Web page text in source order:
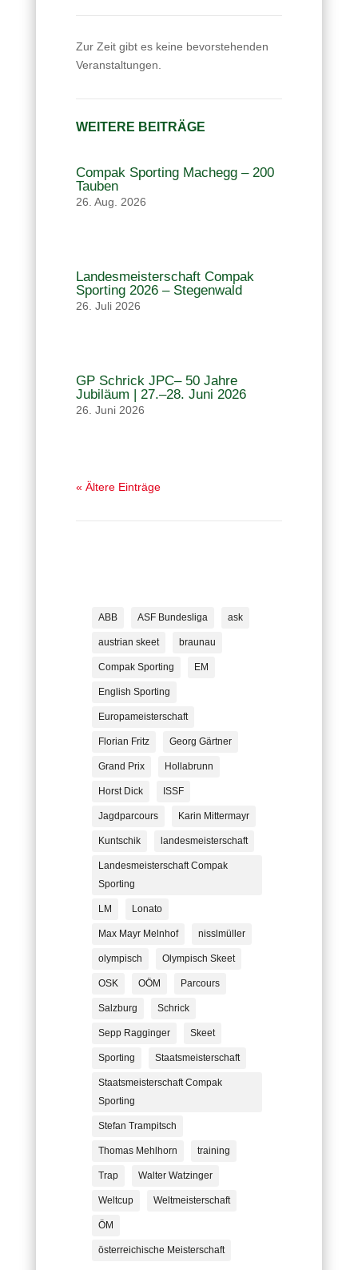
Zur Zeit gibt es keine bevorstehenden
Veranstaltungen.
WEITERE BEITRÄGE
Compak Sporting Machegg – 200
Tauben
26. Aug. 2026
Landesmeisterschaft Compak
Sporting 2026 – Stegenwald
26. Juli 2026
GP Schrick JPC– 50 Jahre
Jubiläum | 27.–28. Juni 2026
26. Juni 2026
« Ältere Einträge
ABB ASF Bundesliga ask
austrian skeet braunau
Compak Sporting EM
English Sporting
Europameisterschaft
Florian Fritz Georg Gärtner
Grand Prix Hollabrunn
Horst Dick ISSF
Jagdparcours Karin Mittermayr
Kuntschik landesmeisterschaft
Landesmeisterschaft Compak
Sporting
LM Lonato
Max Mayr Melnhof nisslmüller
olympisch Olympisch Skeet
OSK OÖM Parcours
Salzburg Schrick
Sepp Ragginger Skeet
Sporting Staatsmeisterschaft
Staatsmeisterschaft Compak
Sporting
Stefan Trampitsch
Thomas Mehlhorn training
Trap Walter Watzinger
Weltcup Weltmeisterschaft
ÖM
österreichische Meisterschaft